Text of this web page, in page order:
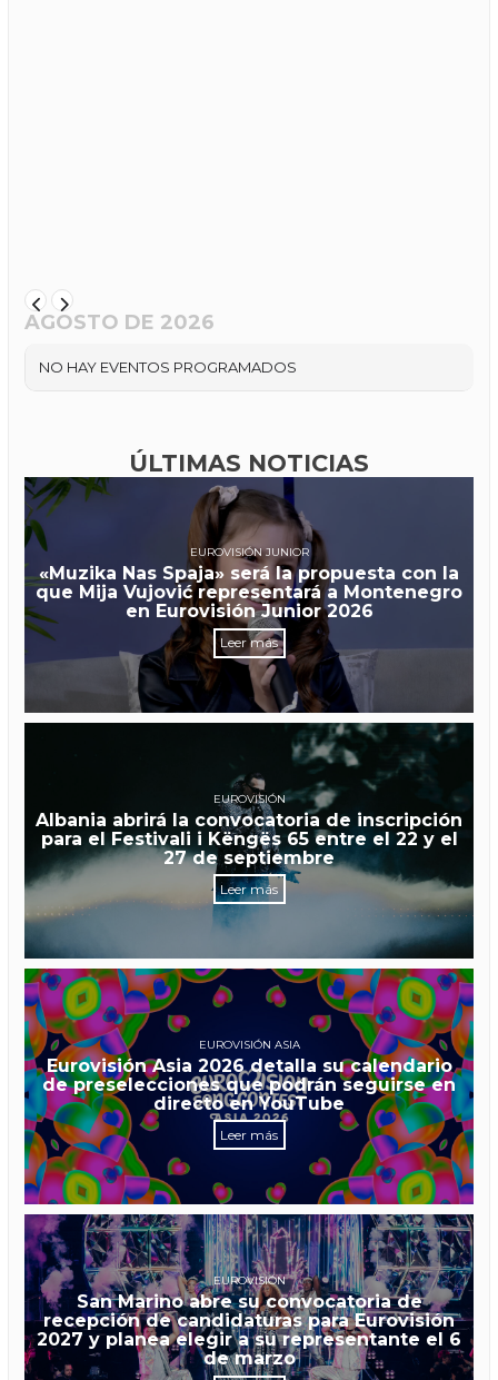
AGOSTO DE 2026
NO HAY EVENTOS PROGRAMADOS
ÚLTIMAS NOTICIAS
EUROVISIÓN JUNIOR
«Muzika Nas Spaja» será la propuesta con la
que Mija Vujović representará a Montenegro
en Eurovisión Junior 2026
Leer más
EUROVISIÓN
Albania abrirá la convocatoria de inscripción
para el Festivali i Këngës 65 entre el 22 y el
27 de septiembre
Leer más
EUROVISIÓN ASIA
Eurovisión Asia 2026 detalla su calendario
de preselecciones que podrán seguirse en
directo en YouTube
Leer más
EUROVISIÓN
San Marino abre su convocatoria de
recepción de candidaturas para Eurovisión
2027 y planea elegir a su representante el 6
de marzo